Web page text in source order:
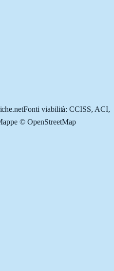
Fonti viabilità: CCISS, ACI,
© OpenStreetMap